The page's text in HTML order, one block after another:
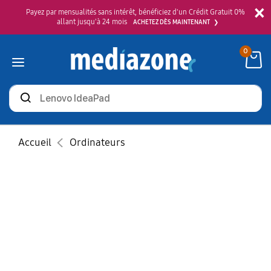
×
Payez par mensualités sans intérêt, bénéficiez d'un Crédit Gratuit 0%
allant jusqu'à 24 mois
ACHETEZ DÈS MAINTENANT
Rechercher
des
produits
0
Accueil Ordinateurs